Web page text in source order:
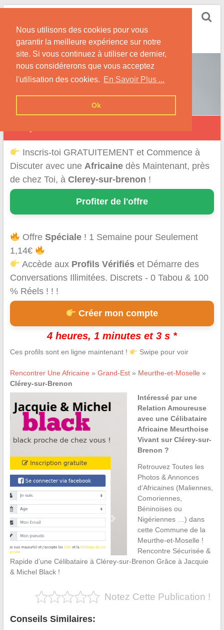
Nous utilisons des cookies pour vous
garantir la meilleure expérience sur notre
site. Si vous continuez à utiliser ce dernier,
nous considérerons que vous acceptez
l'utilisation des cookies. En Savoir Plus ...
Ok
Skip
content
Conseils et Infos pour la Rencontre d'une Belle
Africaine !
Inscris-toi GRATUITEMENT et Commence à
Discuter avec une Africainedès Maintenant, près
de chez Toi, à Clerey-sur-brenon !
Profiter de l'offre
OffreSpéciale ! 1 Semaine pour Seulement
1,14€
Accède aux Profils Vérifiés et Démarre des
Conversations Illimitées. Discrets - 0 Tabou & 100
% Réels ! ! !
Créer mon compte
4 heures, 1 minutes et 3 s *
Ces profils sont en ligne maintenant ! Swipe pour voir
Rencontrer Une Africaine » Grand-Est» Meurthe-et-Moselle »
Clérey-sur-Brenon
Intéressé par une
Relation Amoureuse
avec une Célibataire
Africaine Meurthoise
Vivant sur Clérey-sur-
Brenon ?
Retrouvez Toutes les
Photos & Annonces
d’Africaines (Maliennes,
Comoriennes,
Béninoises ou
Nigériennes …) dans
cette Commune de la
Meurthe-et-Moselle !
Rencontre Sécurisée &
Rapide d’une Célibataire à Clérey-sur-Brenon Grâce à Jacquie
& Michel Black !
Notez Cette Publication !
Conseils Similaires: